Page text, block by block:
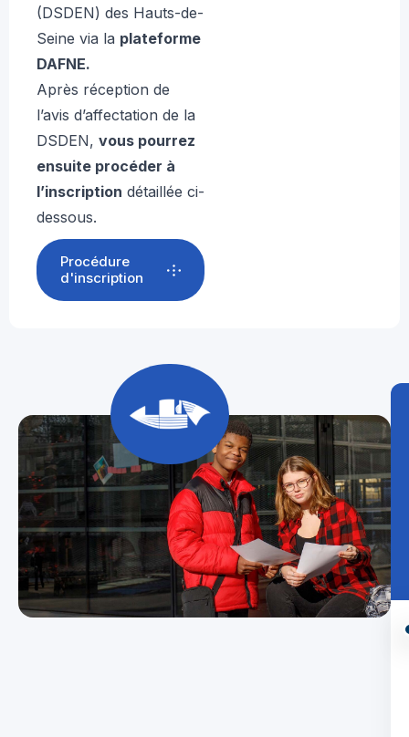
(DSDEN) des Hauts-de-
Seine via la plateforme
DAFNE.
Après réception de
l’avis d’affectation de la
DSDEN, vous pourrez
ensuite procéder à
l’inscription détaillée ci-
dessous.
Procédure
d'inscription